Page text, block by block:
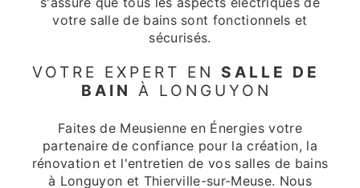
votre salle de bains sont fonctionnels et
sécurisés.
VOTRE EXPERT EN SALLE DE
BAIN À LONGUYON
Faites de Meusienne en Énergies votre
partenaire de confiance pour la création, la
rénovation et l'entretien de vos salles de bains
à Longuyon et Thierville-sur-Meuse. Nous